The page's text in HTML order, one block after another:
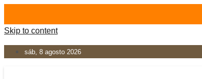
Skip to content
sáb, 8 agosto 2026